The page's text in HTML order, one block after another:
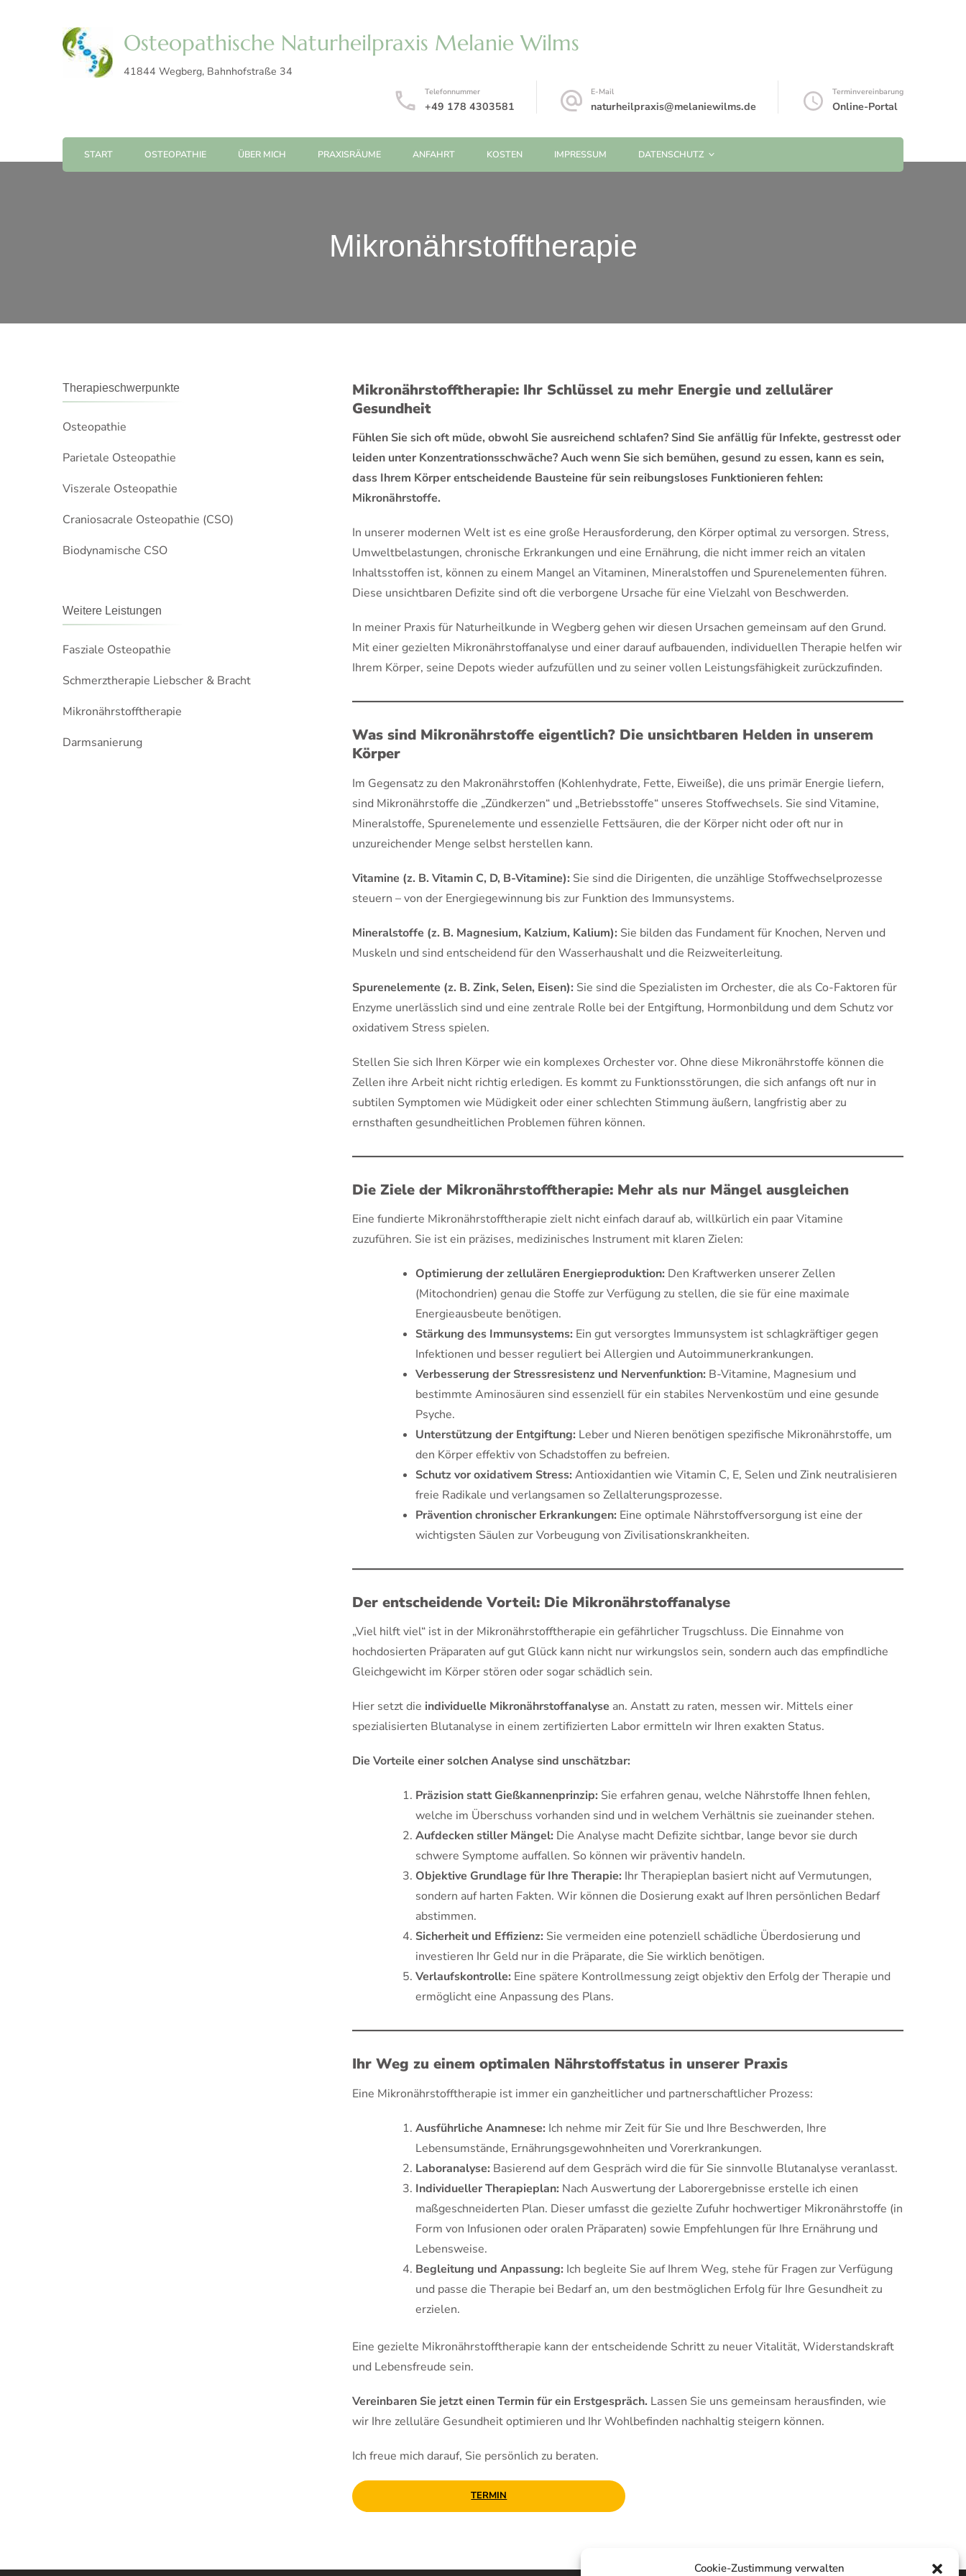
Cookie-Zustimmung verwalten
Osteopathische Naturheilpraxis Melanie Wilms
41844 Wegberg, Bahnhofstraße 34
Telefonnummer
+49 178 4303581
E-Mail
naturheilpraxis@melaniewilms.de
Terminvereinbarung
Online-Portal
START OSTEOPATHIE ÜBER MICH PRAXISRÄUME ANFAHRT KOSTEN IMPRESSUM DATENSCHUTZ
Mikronährstofftherapie
Mikronährstofftherapie: Ihr Schlüssel zu mehr Energie und zellulärer
Gesundheit
Fühlen Sie sich oft müde, obwohl Sie ausreichend schlafen? Sind Sie anfällig für Infekte, gestresst oder
leiden unter Konzentrationsschwäche? Auch wenn Sie sich bemühen, gesund zu essen, kann es sein,
dass Ihrem Körper entscheidende Bausteine für sein reibungsloses Funktionieren fehlen:
Mikronährstoffe.
In unserer modernen Welt ist es eine große Herausforderung, den Körper optimal zu versorgen. Stress,
Umweltbelastungen, chronische Erkrankungen und eine Ernährung, die nicht immer reich an vitalen
Inhaltsstoffen ist, können zu einem Mangel an Vitaminen, Mineralstoffen und Spurenelementen führen.
Diese unsichtbaren Defizite sind oft die verborgene Ursache für eine Vielzahl von Beschwerden.
In meiner Praxis für Naturheilkunde in Wegberg gehen wir diesen Ursachen gemeinsam auf den Grund.
Mit einer gezielten Mikronährstoffanalyse und einer darauf aufbauenden, individuellen Therapie helfen wir
Ihrem Körper, seine Depots wieder aufzufüllen und zu seiner vollen Leistungsfähigkeit zurückzufinden.
Was sind Mikronährstoffe eigentlich? Die unsichtbaren Helden in unserem
Körper
Im Gegensatz zu den Makronährstoffen (Kohlenhydrate, Fette, Eiweiße), die uns primär Energie liefern,
sind Mikronährstoffe die „Zündkerzen“ und „Betriebsstoffe“ unseres Stoffwechsels. Sie sind Vitamine,
Mineralstoffe, Spurenelemente und essenzielle Fettsäuren, die der Körper nicht oder oft nur in
unzureichender Menge selbst herstellen kann.
Vitamine (z. B. Vitamin C, D, B-Vitamine): Sie sind die Dirigenten, die unzählige Stoffwechselprozesse
steuern – von der Energiegewinnung bis zur Funktion des Immunsystems.
Mineralstoffe (z. B. Magnesium, Kalzium, Kalium): Sie bilden das Fundament für Knochen, Nerven und
Muskeln und sind entscheidend für den Wasserhaushalt und die Reizweiterleitung.
Spurenelemente (z. B. Zink, Selen, Eisen): Sie sind die Spezialisten im Orchester, die als Co-Faktoren für
Enzyme unerlässlich sind und eine zentrale Rolle bei der Entgiftung, Hormonbildung und dem Schutz vor
oxidativem Stress spielen.
Stellen Sie sich Ihren Körper wie ein komplexes Orchester vor. Ohne diese Mikronährstoffe können die
Zellen ihre Arbeit nicht richtig erledigen. Es kommt zu Funktionsstörungen, die sich anfangs oft nur in
subtilen Symptomen wie Müdigkeit oder einer schlechten Stimmung äußern, langfristig aber zu
ernsthaften gesundheitlichen Problemen führen können.
Die Ziele der Mikronährstofftherapie: Mehr als nur Mängel ausgleichen
Eine fundierte Mikronährstofftherapie zielt nicht einfach darauf ab, willkürlich ein paar Vitamine
zuzuführen. Sie ist ein präzises, medizinisches Instrument mit klaren Zielen:
Optimierung der zellulären Energieproduktion: Den Kraftwerken unserer Zellen
(Mitochondrien) genau die Stoffe zur Verfügung zu stellen, die sie für eine maximale
Energieausbeute benötigen.
Stärkung des Immunsystems: Ein gut versorgtes Immunsystem ist schlagkräftiger gegen
Infektionen und besser reguliert bei Allergien und Autoimmunerkrankungen.
Verbesserung der Stressresistenz und Nervenfunktion: B-Vitamine, Magnesium und
bestimmte Aminosäuren sind essenziell für ein stabiles Nervenkostüm und eine gesunde
Psyche.
Unterstützung der Entgiftung: Leber und Nieren benötigen spezifische Mikronährstoffe, um
den Körper effektiv von Schadstoffen zu befreien.
Schutz vor oxidativem Stress: Antioxidantien wie Vitamin C, E, Selen und Zink neutralisieren
freie Radikale und verlangsamen so Zellalterungsprozesse.
Prävention chronischer Erkrankungen: Eine optimale Nährstoffversorgung ist eine der
wichtigsten Säulen zur Vorbeugung von Zivilisationskrankheiten.
Der entscheidende Vorteil: Die Mikronährstoffanalyse
„Viel hilft viel“ ist in der Mikronährstofftherapie ein gefährlicher Trugschluss. Die Einnahme von
hochdosierten Präparaten auf gut Glück kann nicht nur wirkungslos sein, sondern auch das empfindliche
Gleichgewicht im Körper stören oder sogar schädlich sein.
Hier setzt die individuelle Mikronährstoffanalyse an. Anstatt zu raten, messen wir. Mittels einer
spezialisierten Blutanalyse in einem zertifizierten Labor ermitteln wir Ihren exakten Status.
Die Vorteile einer solchen Analyse sind unschätzbar:
Präzision statt Gießkannenprinzip: Sie erfahren genau, welche Nährstoffe Ihnen fehlen,
welche im Überschuss vorhanden sind und in welchem Verhältnis sie zueinander stehen.
Aufdecken stiller Mängel: Die Analyse macht Defizite sichtbar, lange bevor sie durch
schwere Symptome auffallen. So können wir präventiv handeln.
Objektive Grundlage für Ihre Therapie: Ihr Therapieplan basiert nicht auf Vermutungen,
sondern auf harten Fakten. Wir können die Dosierung exakt auf Ihren persönlichen Bedarf
abstimmen.
Sicherheit und Effizienz: Sie vermeiden eine potenziell schädliche Überdosierung und
investieren Ihr Geld nur in die Präparate, die Sie wirklich benötigen.
Verlaufskontrolle: Eine spätere Kontrollmessung zeigt objektiv den Erfolg der Therapie und
ermöglicht eine Anpassung des Plans.
Ihr Weg zu einem optimalen Nährstoffstatus in unserer Praxis
Eine Mikronährstofftherapie ist immer ein ganzheitlicher und partnerschaftlicher Prozess:
Ausführliche Anamnese: Ich nehme mir Zeit für Sie und Ihre Beschwerden, Ihre
Lebensumstände, Ernährungsgewohnheiten und Vorerkrankungen.
Laboranalyse: Basierend auf dem Gespräch wird die für Sie sinnvolle Blutanalyse veranlasst.
Individueller Therapieplan: Nach Auswertung der Laborergebnisse erstelle ich einen
maßgeschneiderten Plan. Dieser umfasst die gezielte Zufuhr hochwertiger Mikronährstoffe (in
Form von Infusionen oder oralen Präparaten) sowie Empfehlungen für Ihre Ernährung und
Lebensweise.
Begleitung und Anpassung: Ich begleite Sie auf Ihrem Weg, stehe für Fragen zur Verfügung
und passe die Therapie bei Bedarf an, um den bestmöglichen Erfolg für Ihre Gesundheit zu
erzielen.
Eine gezielte Mikronährstofftherapie kann der entscheidende Schritt zu neuer Vitalität, Widerstandskraft
und Lebensfreude sein.
Vereinbaren Sie jetzt einen Termin für ein Erstgespräch. Lassen Sie uns gemeinsam herausfinden, wie
wir Ihre zelluläre Gesundheit optimieren und Ihr Wohlbefinden nachhaltig steigern können.
Ich freue mich darauf, Sie persönlich zu beraten.
TERMIN
Therapieschwerpunkte
Osteopathie
Parietale Osteopathie
Viszerale Osteopathie
Craniosacrale Osteopathie (CSO)
Biodynamische CSO
Weitere Leistungen
Fasziale Osteopathie
Schmerztherapie Liebscher & Bracht
Mikronährstofftherapie
Darmsanierung